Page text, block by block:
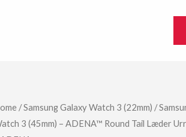
/Samsung Galaxy Watch 3 (22mm) /
3 (45mm) – ADENA™ Round Tail Læder